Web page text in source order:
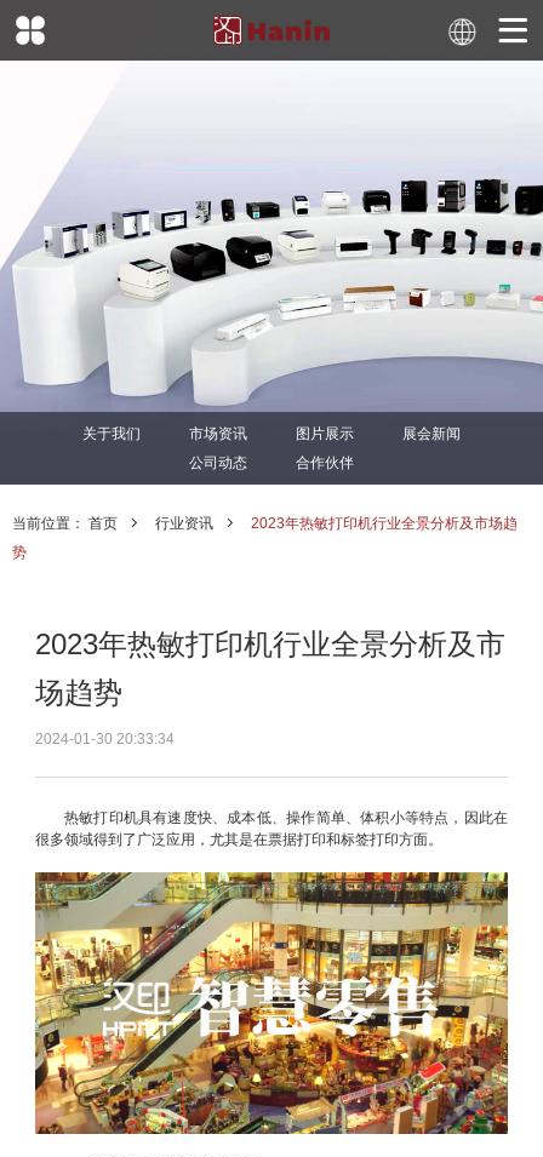
关于我们 市场资讯 图片展示
展会新闻
公司动态
合作伙伴
当前位置： 首页 行业资讯
2023年热敏打印机行业全景分析及市场趋
势
2023年热敏打印机行业全景分析及市
场趋势
2024-01-30 20:33:34
热敏打印机具有速度快、成本低、操作简单、体积小等特点，因此在
很多领域得到了广泛应用，尤其是在票据打印和标签打印方面。